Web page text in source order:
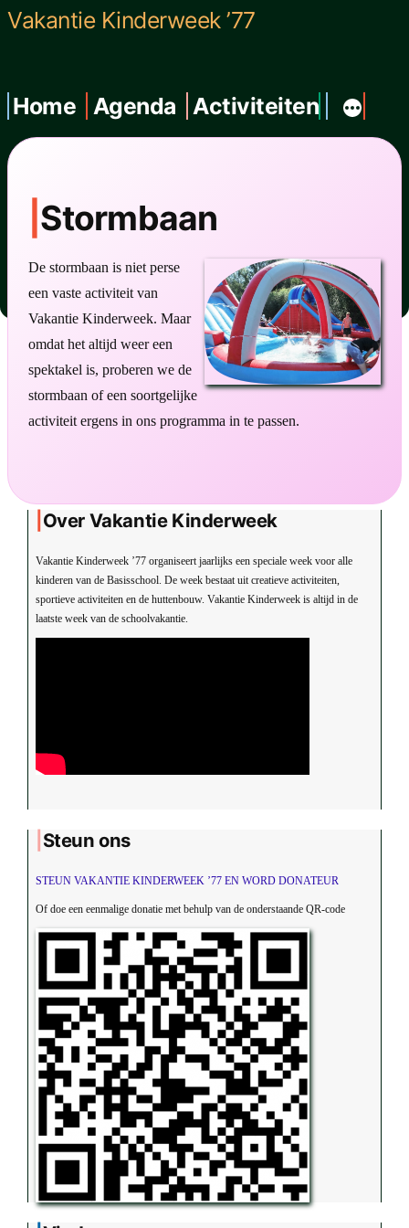
Ga
de
inhoud
Vakantie Kinderweek ’77
Home Agenda Activiteiten
Stormbaan
De stormbaan is niet perse
een vaste activiteit van
Vakantie Kinderweek. Maar
omdat het altijd weer een
spektakel is, proberen we de
stormbaan of een soortgelijke
activiteit ergens in ons programma in te passen.
Over Vakantie Kinderweek
Vakantie Kinderweek ’77 organiseert jaarlijks een speciale week voor alle
kinderen van de Basisschool. De week bestaat uit creatieve activiteiten,
sportieve activiteiten en de huttenbouw. Vakantie Kinderweek is altijd in de
laatste week van de schoolvakantie.
Steun ons
STEUN VAKANTIE KINDERWEEK ’77 EN WORD DONATEUR
Of doe een eenmalige donatie met behulp van de onderstaande QR-code